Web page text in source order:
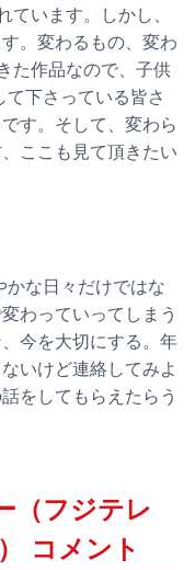
います。しかし、
。変わるもの、変わ
た作品なので、子供
下さっている皆さ
す。そして、変わら
ここも見て頂きたい
かな日々だけではな
わっていってしまう
今を大切にする。年
いけど連絡してみよ
をしてもらえたらう
（フジテレ
コメント